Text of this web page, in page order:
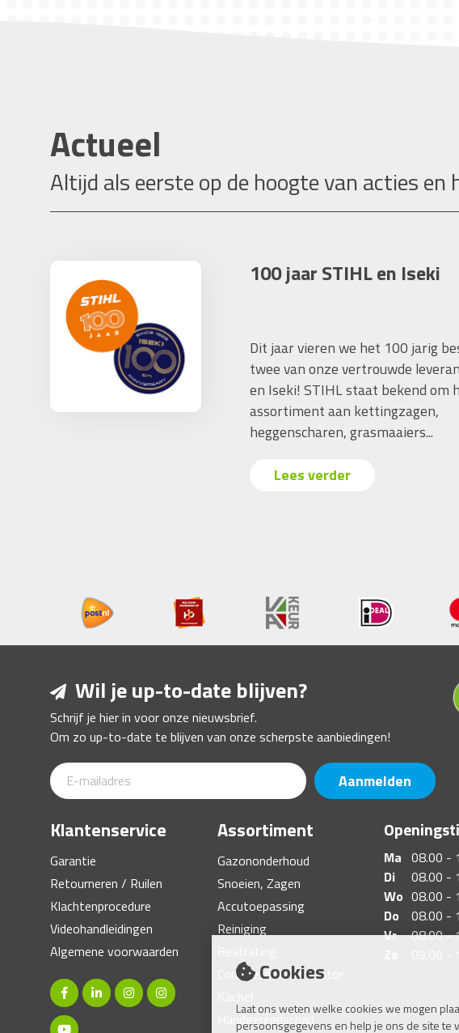
Cookies
Laat ons weten welke cookies we mogen
persoonsgegevens en help je ons de site te
Actueel
Altijd als eerste op de hoogte van acties
100 jaar STIHL en Iseki
Dit jaar vieren we het 100 jarig
twee van onze vertrouwde
en Iseki! STIHL staat bekend om
assortiment aan kettingzagen,
heggenscharen, grasmaaiers...
Lees verder
Wil je up-to-date blijven?
Schrijf je hier in voor onze nieuwsbrief.
Om zo up-to-date te blijven van onze scherpste aanbiedingen!
Aanmelden
Klantenservice
Garantie
Retourneren / Ruilen
Klachtenprocedure
Videohandleidingen
Algemene voorwaarden
Assortiment
Gazononderhoud
Snoeien, Zagen
Accutoepassing
Reiniging
Compressor, Generator
Handgereedschap
Ma 08.00 -
Di
08.00 -
Wo 08.00 -
Do
08.00 -
Vr 08.00 -